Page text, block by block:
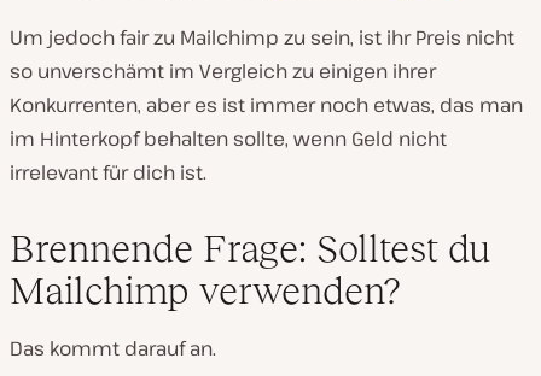
Um jedoch fair zu Mailchimp zu sein, ist ihr Preis nicht
so unverschämt im Vergleich zu einigen ihrer
Konkurrenten, aber es ist immer noch etwas, das man
im Hinterkopf behalten sollte, wenn Geld nicht
irrelevant für dich ist.
Brennende Frage: Solltest du
Mailchimp verwenden?
Das kommt darauf an.